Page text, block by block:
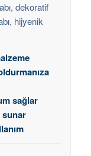
dekoratif
hijyenik
sağlar
sunar